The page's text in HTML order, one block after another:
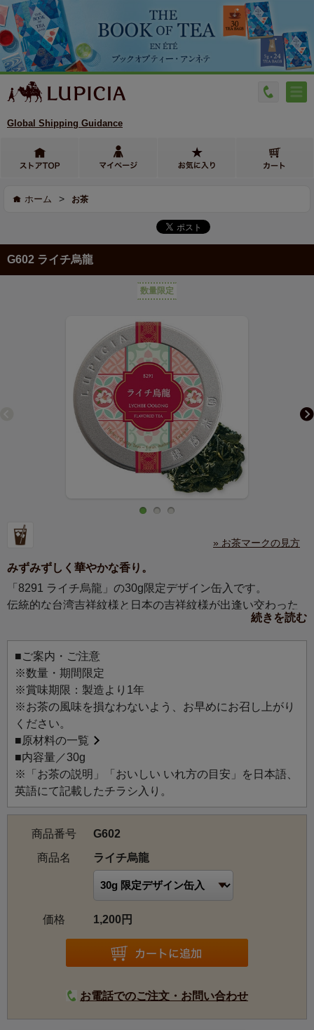
Global Shipping Guidance
ホーム > お茶
G602 ライチ烏龍
数量限定
» お茶マークの見方
みずみずしく華やかな香り。
「8291 ライチ烏龍」の30g限定デザイン缶入です。
伝統的な台湾吉祥紋様と日本の吉祥紋様が出逢い交わった
「マジョリカタイル」をモチーフにあしらいました。
ライチをイメージした色彩が映える、爽やかな夏らしいデ
ザインです。
夏のティータイムを楽しむ贈りものとしてもおすすめで
す。
ライチ烏龍：みずみずしいライチの甘く華やかな香りが広
がる上質な台湾烏龍茶。フルーティーな香りと烏龍茶の爽
やかな風味が見事にとけ合います。アイスティーにも。
続きを読む
■ご案内・ご注意
※数量・期間限定
※賞味期限：製造より1年
※お茶の風味を損なわないよう、お早めにお召し上がり
ください。
■原材料の一覧
■内容量／30g
※「お茶の説明」「おいしい いれ方の目安」を日本語、
英語にて記載したチラシ入り。
商品番号
G602
商品名
ライチ烏龍
価格 1,200円
お電話でのご注文・お問い合わせ